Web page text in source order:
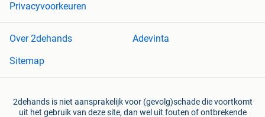
Privacyvoorkeuren
Over 2dehands
Adevinta
Sitemap
2dehands is niet aansprakelijk voor (gevolg)schade die voortkomt
uit het gebruik van deze site, dan wel uit fouten of ontbrekende